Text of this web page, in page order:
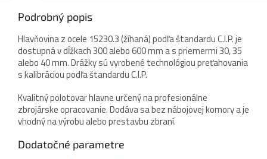
Podrobný popis
Hlavňovina z ocele 15230.3 (žíhaná) podľa štandardu C.I.P. je
dostupná v dĺžkach 300 alebo 600 mm a s priemermi 30, 35
alebo 40 mm. Drážky sú vyrobené technológiou preťahovania
s kalibráciou podľa štandardu C.I.P.
Kvalitný polotovar hlavne určený na profesionálne
zbrojárske opracovanie. Dodáva sa bez nábojovej komory a je
vhodný na výrobu alebo prestavbu zbraní.
Dodatočné parametre